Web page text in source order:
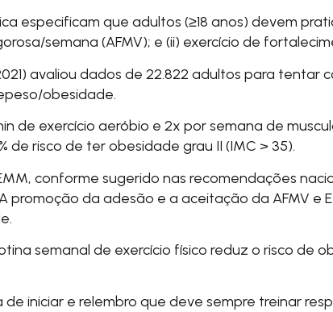
especificam que adultos (≥18 anos) devem
semana (AFMV); e (ii) exercício de
avaliou dados de 22.822 adultos para tentar
obesidade.
de exercício aeróbio e 2x por semana de
de risco de ter obesidade grau II (IMC > 35).
conforme sugerido nas recomendações
promoção da adesão e a aceitação da AFMV e
semanal de exercício físico reduz o risco de
iniciar e relembro que deve sempre treinar